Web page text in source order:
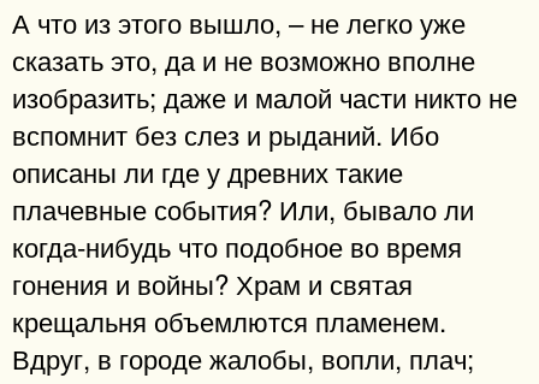
А что из этого вышло, – не легко уже
сказать это, да и не возможно вполне
изобразить; даже и малой части никто не
вспомнит без слез и рыданий. Ибо
описаны ли где у древних такие
плачевные события? Или, бывало ли
когда-нибудь что подобное во время
гонения и войны? Храм и святая
крещальня объемлются пламенем.
Вдруг, в городе жалобы, вопли, плач;